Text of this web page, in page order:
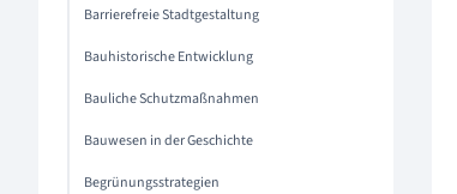
Barrierefreie Stadtgestaltung
Bauhistorische Entwicklung
Bauliche Schutzmaßnahmen
Bauwesen in der Geschichte
Begrünungsstrategien